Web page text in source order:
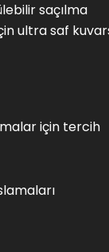
saçılma
ultra saf
için tercih